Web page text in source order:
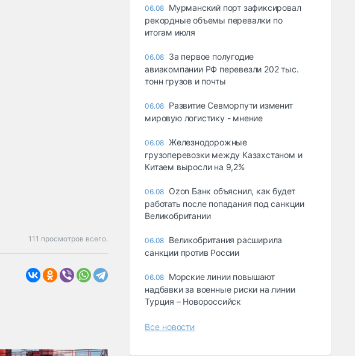
111 просмотров всего.
06.08 Мурманский порт зафиксировал
рекордные объемы перевалки по
итогам июля
06.08 За первое полугодие
авиакомпании РФ перевезли 202 тыс.
тонн грузов и почты
06.08 Развитие Севморпути изменит
мировую логистику - мнение
06.08 Железнодорожные
грузоперевозки между Казахстаном и
Китаем выросли на 9,2%
06.08 Ozon Банк объяснил, как будет
работать после попадания под санкции
Великобритании
06.08 Великобритания расширила
санкции против России
06.08 Морские линии повышают
надбавки за военные риски на линии
Турция – Новороссийск
Все новости